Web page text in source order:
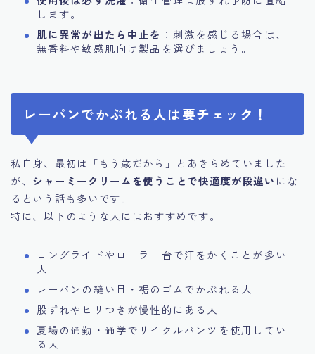
します。
肌に異常が出たら中止を ：刺激を感じる場合は、
無香料や敏感肌向け製品を選びましょう。
レーパンでかぶれる人は要チェック！
私自身、最初は「もう歳だから」とあきらめていました
が、 シャーミークリームを使うことで快適度が段違い にな
るという話も多いです。
特に、以下のような人にはおすすめです。
ロングライドやローラー台で汗をかくことが多い
人
レーパンの縫い目・裾のゴムでかぶれる人
股ずれやヒリつきが慢性的にある人
夏場の通勤・通学でサイクルパンツを使用してい
る人